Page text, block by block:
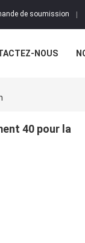
de soumission
NOUS
40 pour la